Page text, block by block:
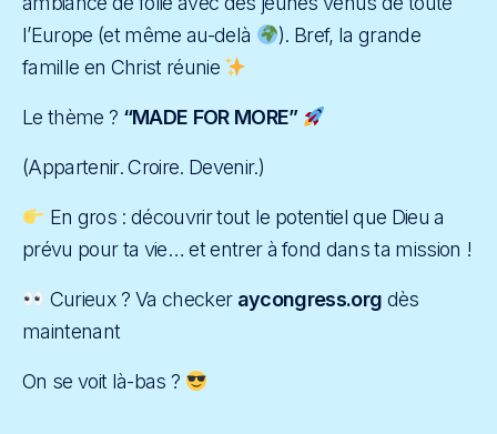
l’Europe (et même au-delà
). Bref, la grande
famille en Christ réunie
Le thème ? “MADE FOR MORE”
(Appartenir. Croire. Devenir.)
En gros : découvrir tout le potentiel que Dieu a
prévu pour ta vie… et entrer à fond dans ta mission !
Curieux ? Va checker aycongress.org dès
maintenant
On se voit là-bas ?